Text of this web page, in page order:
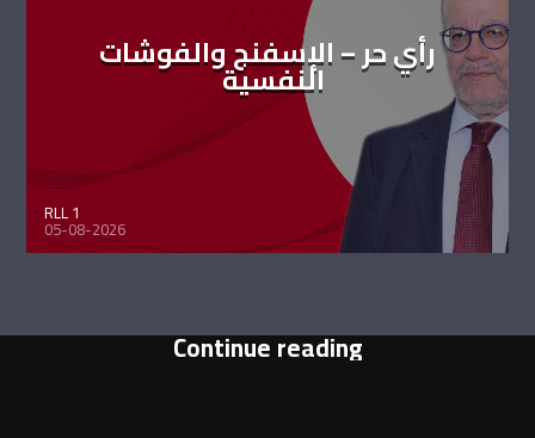
رأي حر – الإسفنج والفوشات
النفسية
RLL 1
05-08-2026
Continue reading